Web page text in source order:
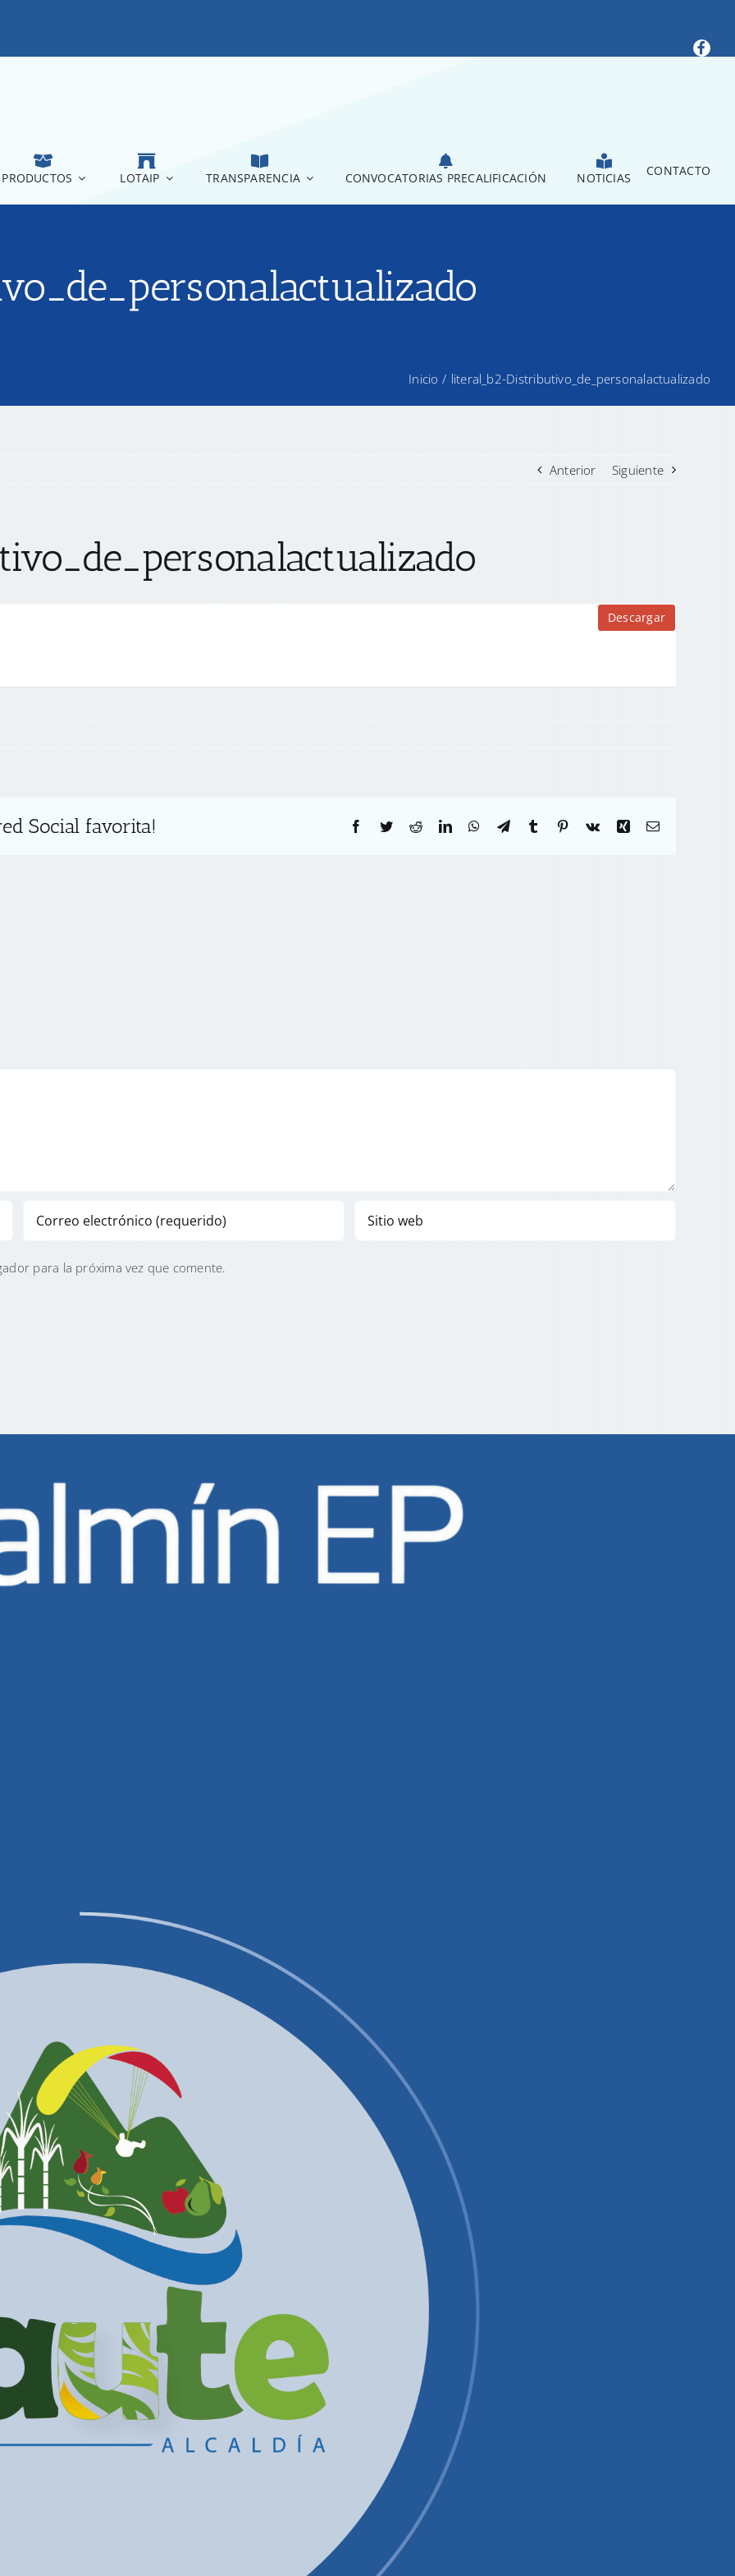
PRODUCTOS LOTAIP TRANSPARENCIA CONVOCATORIAS PRECALIFICACIÓN NOTICIAS CONTACTO
Inicio / literal_b2-Distributivo_de_personalactualizado
Anterior Siguiente
Descargar
Social favorita! Facebook
TwitterRedditLinkedInWhatsApp
TelegramTumblr Pinterest
Vk Xing Correo
para la próxima vez que comente.